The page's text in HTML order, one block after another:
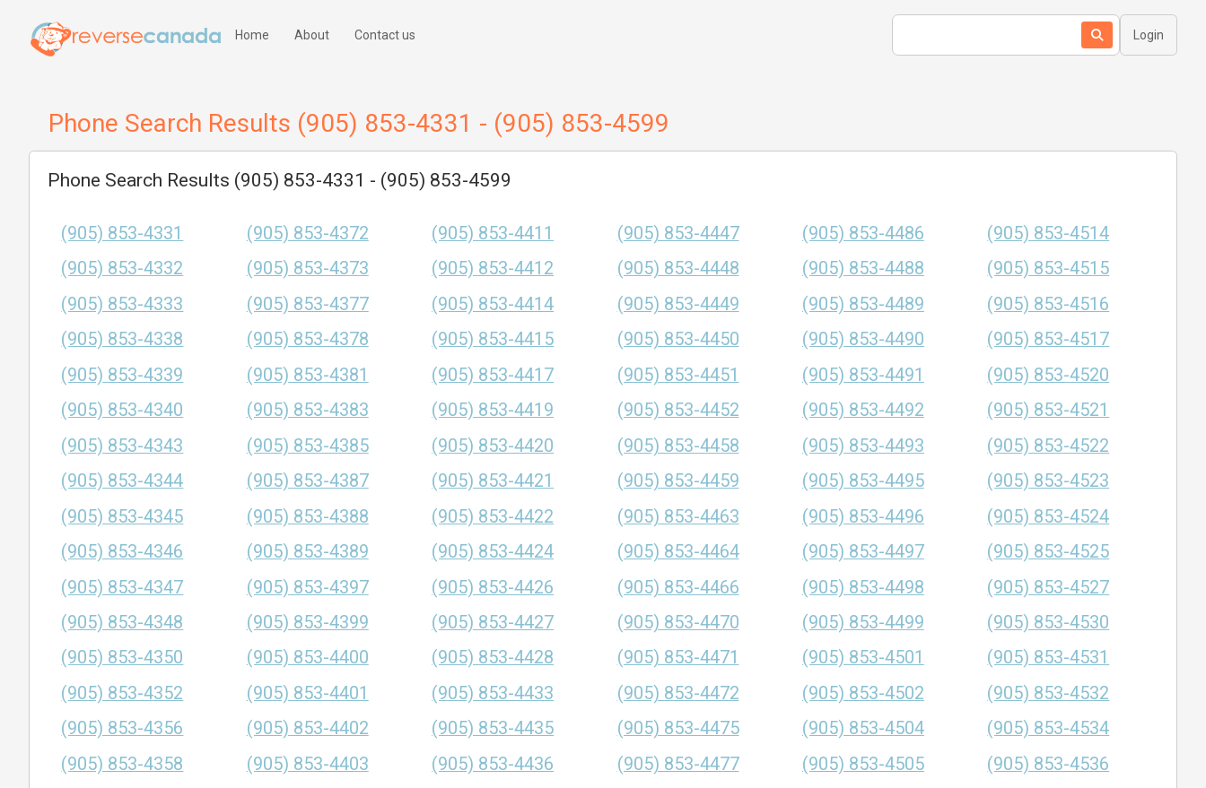
Home About Contact us Login
Phone Search Results (905) 853-4331 - (905) 853-4599
Phone Search Results (905) 853-4331 - (905) 853-4599
(905) 853-4331
(905) 853-4332
(905) 853-4333
(905) 853-4338
(905) 853-4339
(905) 853-4340
(905) 853-4343
(905) 853-4344
(905) 853-4345
(905) 853-4346
(905) 853-4347
(905) 853-4348
(905) 853-4350
(905) 853-4352
(905) 853-4356
(905) 853-4358
(905) 853-4372
(905) 853-4373
(905) 853-4377
(905) 853-4378
(905) 853-4381
(905) 853-4383
(905) 853-4385
(905) 853-4387
(905) 853-4388
(905) 853-4389
(905) 853-4397
(905) 853-4399
(905) 853-4400
(905) 853-4401
(905) 853-4402
(905) 853-4403
(905) 853-4411
(905) 853-4412
(905) 853-4414
(905) 853-4415
(905) 853-4417
(905) 853-4419
(905) 853-4420
(905) 853-4421
(905) 853-4422
(905) 853-4424
(905) 853-4426
(905) 853-4427
(905) 853-4428
(905) 853-4433
(905) 853-4435
(905) 853-4436
(905) 853-4447
(905) 853-4448
(905) 853-4449
(905) 853-4450
(905) 853-4451
(905) 853-4452
(905) 853-4458
(905) 853-4459
(905) 853-4463
(905) 853-4464
(905) 853-4466
(905) 853-4470
(905) 853-4471
(905) 853-4472
(905) 853-4475
(905) 853-4477
(905) 853-4486
(905) 853-4488
(905) 853-4489
(905) 853-4490
(905) 853-4491
(905) 853-4492
(905) 853-4493
(905) 853-4495
(905) 853-4496
(905) 853-4497
(905) 853-4498
(905) 853-4499
(905) 853-4501
(905) 853-4502
(905) 853-4504
(905) 853-4505
(905) 853-4514
(905) 853-4515
(905) 853-4516
(905) 853-4517
(905) 853-4520
(905) 853-4521
(905) 853-4522
(905) 853-4523
(905) 853-4524
(905) 853-4525
(905) 853-4527
(905) 853-4530
(905) 853-4531
(905) 853-4532
(905) 853-4534
(905) 853-4536